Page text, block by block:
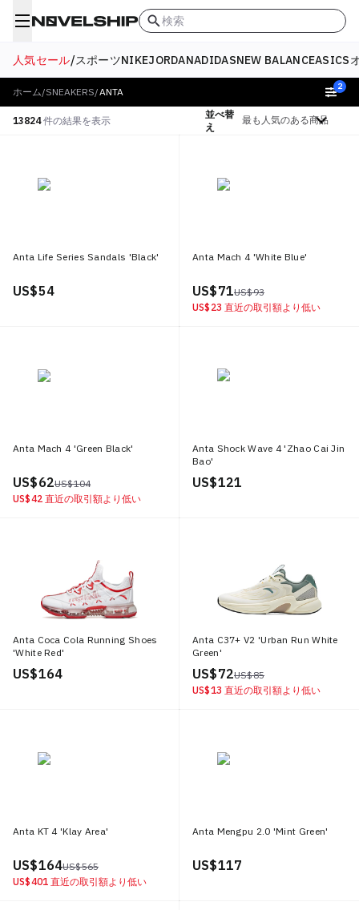
検索
人気セール/スポーツNIKEJORDANADIDASNEW BALANCEASICS
ホーム/SNEAKERS/ANTA 2
13824件の結果を表示
並べ替
え
絞り込む
Anta Life Series Sandals 'Black'
US$ 54
Anta Mach 4 'White Blue'
US$ 71US$ 93
US$ 23 直近の取引額より低い
Anta Mach 4 'Green Black'
US$ 62US$ 104
US$ 42 直近の取引額より低い
Anta Shock Wave 4 'Zhao Cai Jin
Bao'
US$ 121
Anta Coca Cola Running Shoes
'White Red'
US$ 164
Anta C37+ V2 'Urban Run White
Green'
US$ 72US$ 85
US$ 13 直近の取引額より低い
Anta KT 4 'Klay Area'
US$ 164US$ 565
US$ 401 直近の取引額より低い
Anta Mengpu 2.0 'Mint Green'
US$ 117